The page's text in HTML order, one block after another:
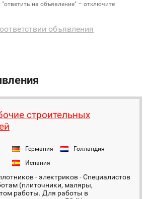
"ответить на объявление" – отключите
объявления
строительных
Германия
Голландия
Испания
- электриков - Специалистов
(плиточники, маляры,
работы. Для работы в